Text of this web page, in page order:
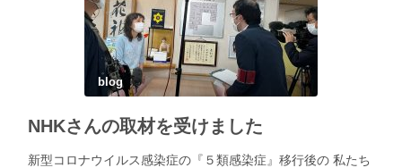
blog
NHKさんの取材を受けました
新型コロナウイルス感染症の『５類感染症』移行後の 私たち